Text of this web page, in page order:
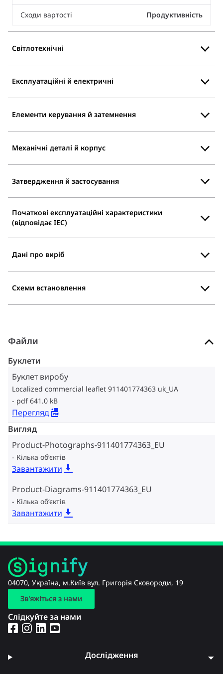
Сходи вартості Продуктивність
Світлотехнічні
Експлуатаційні й електричні
Елементи керування й затемнення
Механічні деталі й корпус
Затвердження й застосування
Початкові експлуатаційні характеристики
(відповідає IEC)
Дані про виріб
Схеми встановлення
Файли
Буклети
Буклет виробу
Localized commercial leaflet 911401774363 uk_UA
pdf 641.0 kB
Перегляд
Вигляд
Product-Photographs-911401774363_EU
Кілька об‘єктів
Завантажити
Product-Diagrams-911401774363_EU
Кілька об‘єктів
Завантажити
04070, Україна, м.Київ вул. Григорія Сковороди, 19
Зв'яжіться з нами
Слідкуйте за нами
Дослідження